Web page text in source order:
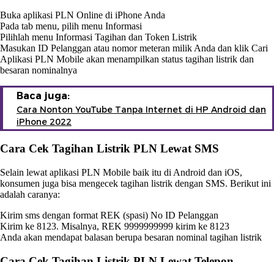
Buka aplikasi PLN Online di iPhone Anda
Pada tab menu, pilih menu Informasi
Pilihlah menu Informasi Tagihan dan Token Listrik
Masukan ID Pelanggan atau nomor meteran milik Anda dan klik Cari
Aplikasi PLN Mobile akan menampilkan status tagihan listrik dan
besaran nominalnya
Baca juga:
Cara Nonton YouTube Tanpa Internet di HP Android dan
iPhone 2022
Cara Cek Tagihan Listrik PLN Lewat SMS
Selain lewat aplikasi PLN Mobile baik itu di Android dan iOS,
konsumen juga bisa mengecek tagihan listrik dengan SMS. Berikut ini
adalah caranya:
Kirim sms dengan format REK (spasi) No ID Pelanggan
Kirim ke 8123. Misalnya, REK 9999999999 kirim ke 8123
Anda akan mendapat balasan berupa besaran nominal tagihan listrik